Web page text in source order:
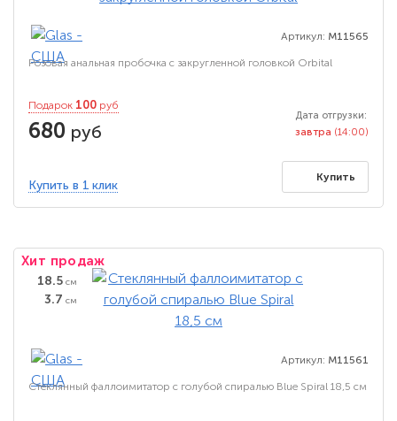
Артикул: M11565
Розовая анальная пробочка с закругленной головкой Orbital
Подарок 100 руб
680 руб
Дата отгрузки:
завтра (14:00)
Купить в 1 клик
Купить
Хит продаж
18.5 см
3.7 см
Артикул: M11561
Стеклянный фаллоимитатор с голубой спиралью Blue Spiral 18,5 см